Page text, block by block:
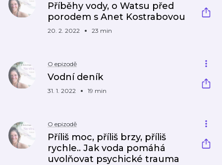
Příběhy vody, o Watsu před
porodem s Anet Kostrabovou
20. 2. 2022 23 min
O epizodě
Vodní deník
31. 1. 2022 19 min
O epizodě
Příliš moc, příliš brzy, příliš
rychle.. Jak voda pomáhá
uvolňovat psychické trauma